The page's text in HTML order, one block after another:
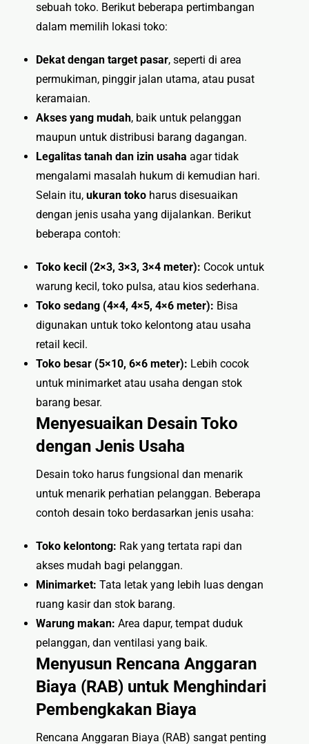
sebuah toko. Berikut beberapa pertimbangan
dalam memilih lokasi toko:
Dekat dengan target pasar, seperti di area
permukiman, pinggir jalan utama, atau pusat
keramaian.
Akses yang mudah, baik untuk pelanggan
maupun untuk distribusi barang dagangan.
Legalitas tanah dan izin usaha agar tidak
mengalami masalah hukum di kemudian hari.
Selain itu,ukuran toko harus disesuaikan
dengan jenis usaha yang dijalankan. Berikut
beberapa contoh:
Toko kecil (2×3, 3×3, 3×4 meter): Cocok untuk
warung kecil, toko pulsa, atau kios sederhana.
Toko sedang (4×4, 4×5, 4×6 meter): Bisa
digunakan untuk toko kelontong atau usaha
retail kecil.
Toko besar (5×10, 6×6 meter): Lebih cocok
untuk minimarket atau usaha dengan stok
barang besar.
Menyesuaikan Desain Toko
dengan Jenis Usaha
Desain toko harus fungsional dan menarik
untuk menarik perhatian pelanggan. Beberapa
contoh desain toko berdasarkan jenis usaha:
Toko kelontong: Rak yang tertata rapi dan
akses mudah bagi pelanggan.
Minimarket: Tata letak yang lebih luas dengan
ruang kasir dan stok barang.
Warung makan: Area dapur, tempat duduk
pelanggan, dan ventilasi yang baik.
Menyusun Rencana Anggaran
Biaya (RAB) untuk Menghindari
Pembengkakan Biaya
Rencana Anggaran Biaya (RAB) sangat penting